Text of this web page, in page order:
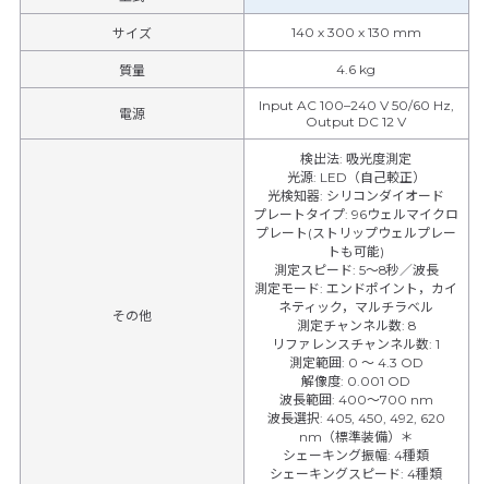
サイズ 140 х 300 х 130 mm
質量 4.6 kg
電源
Input AC 100–240 V 50/60 Hz,
Output DC 12 V
その他
検出法:吸光度測定
光源: LED（自己較正）
光検知器: シリコンダイオード
プレートタイプ:96ウェルマイクロ
プレート(ストリップウェルプレー
トも可能)
測定スピード: 5～8秒／波長
測定モード:エンドポイント，カイ
ネティック，マルチラベル
測定チャンネル数: 8
リファレンスチャンネル数:1
測定範囲: 0 ～ 4.3 OD
解像度: 0.001 OD
波長範囲: 400～700 nm
波長選択: 405, 450, 492, 620
nm（標準装備）＊
シェーキング振幅:4種類
シェーキングスピード:4種類